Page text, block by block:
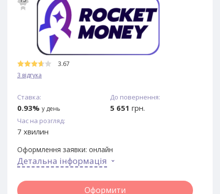
3.67
3 відгука
Ставка:
0.93% у день
До повернення:
5 651 грн.
Час на розгляд:
7 хвилин
Оформлення заявки: онлайн
Детальна інформація
Оформити